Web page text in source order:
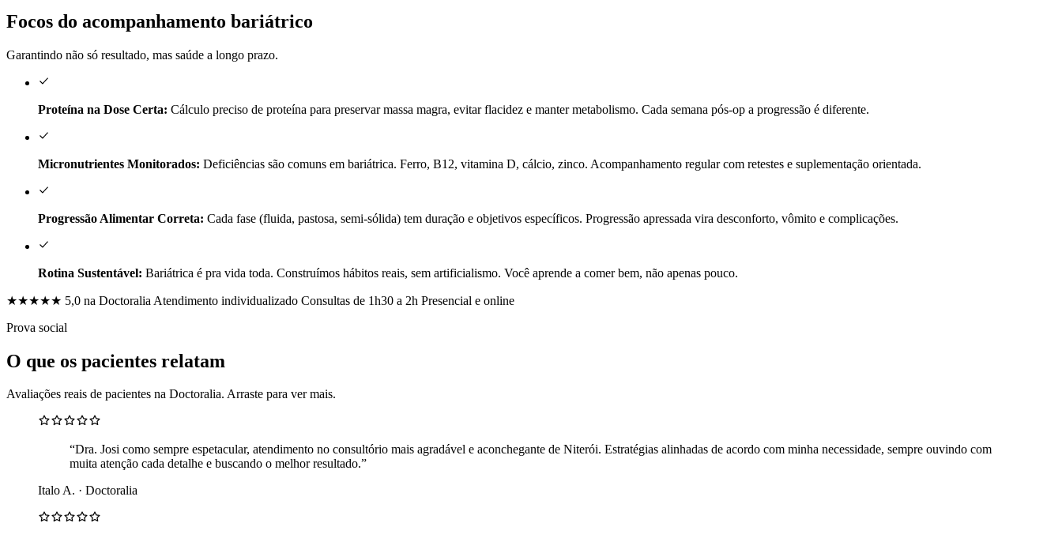
Focos do acompanhamento bariátrico
Garantindo não só resultado, mas saúde a longo prazo.
Proteína na Dose Certa: Cálculo preciso de proteína para preservar massa magra, evitar flacidez e manter metabolismo. Cada semana pós-op a progressão é diferente.
Micronutrientes Monitorados: Deficiências são comuns em bariátrica. Ferro, B12, vitamina D, cálcio, zinco. Acompanhamento regular com retestes e suplementação orientada.
Progressão Alimentar Correta: Cada fase (fluida, pastosa, semi-sólida) tem duração e objetivos específicos. Progressão apressada vira desconforto, vômito e complicações.
Rotina Sustentável: Bariátrica é pra vida toda. Construímos hábitos reais, sem artificialismo. Você aprende a comer bem, não apenas pouco.
★★★★★ 5,0 na Doctoralia Atendimento individualizado Consultas de 1h30 a 2h Presencial e online
Prova social
O que os pacientes relatam
Avaliações reais de pacientes na Doctoralia. Arraste para ver mais.
“Dra. Josi como sempre espetacular, atendimento no consultório mais agradável e aconchegante de Niterói. Estratégias alinhadas de acordo com minha necessidade, sempre ouvindo com
muita atenção cada detalhe e buscando o melhor resultado.”
Italo A. · Doctoralia